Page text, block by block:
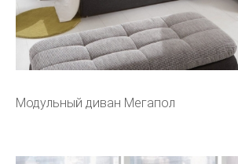
Модульный диван Мегапол